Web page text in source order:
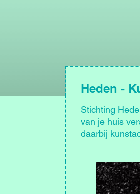
Heden -
Stichting
van je huis
daarbij